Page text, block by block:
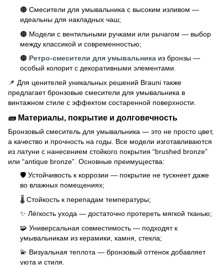
🟤 Смесители для умывальника с высоким изливом —
идеальны для накладных чаш;
🟤 Модели с вентильными ручками или рычагом — выбор
между классикой и современностью;
🟤 Ретро-смесители для умывальника из бронзы —
особый колорит с декоративными элементами.
📌 Для ценителей уникальных решений Brauni также
предлагает бронзовые смесители для умывальника в
винтажном стиле с эффектом состаренной поверхности.
🧱 Материалы, покрытие и долговечность
Бронзовый смеситель для умывальника — это не просто цвет,
а качество и прочность на годы. Все модели изготавливаются
из латуни с нанесением стойкого покрытия “brushed bronze”
или “antique bronze”. Основные преимущества:
🛡 Устойчивость к коррозии — покрытие не тускнеет даже
во влажных помещениях;
🌡 Стойкость к перепадам температуры;
✨ Лёгкость ухода — достаточно протереть мягкой тканью;
🧩 Универсальная совместимость — подходят к
умывальникам из керамики, камня, стекла;
💫 Визуальная теплота — бронзовый оттенок добавляет
уюта и стиля.